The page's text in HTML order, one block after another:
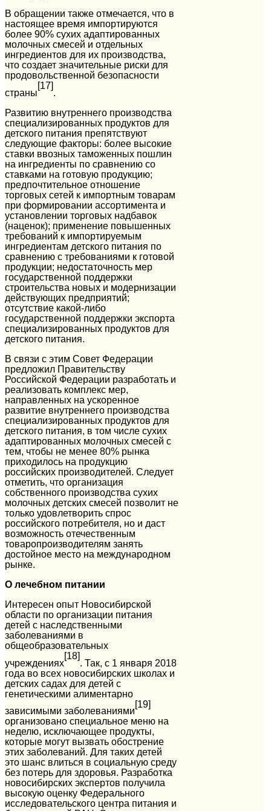
В обращении также отмечается, что в
настоящее время импортируются
более 90% сухих адаптированных
молочных смесей и отдельных
ингредиентов для их производства,
что создает значительные риски для
продовольственной безопасности
страны
[17]
.
Развитию внутреннего производства
специализированных продуктов для
детского питания препятствуют
следующие факторы: более высокие
ставки ввозных таможенных пошлин
на ингредиенты по сравнению со
ставками на готовую продукцию;
предпочтительное отношение
торговых сетей к импортным товарам
при формировании ассортимента и
установлении торговых надбавок
(наценок); применение повышенных
требований к импортируемым
ингредиентам детского питания по
сравнению с требованиями к готовой
продукции; недостаточность мер
государственной поддержки
строительства новых и модернизации
действующих предприятий;
отсутствие какой-либо
государственной поддержки экспорта
специализированных продуктов для
детского питания.
В связи с этим Совет Федерации
предложил Правительству
Российской Федерации разработать и
реализовать комплекс мер,
направленных на ускоренное
развитие внутреннего производства
специализированных продуктов для
детского питания, в том числе сухих
адаптированных молочных смесей с
тем, чтобы не менее 80% рынка
приходилось на продукцию
российских производителей. Следует
отметить, что организация
собственного производства сухих
молочных детских смесей позволит не
только удовлетворить спрос
российского потребителя, но и даст
возможность отечественным
товаропроизводителям занять
достойное место на международном
рынке.
О лечебном питании
Интересен опыт Новосибирской
области по организации питания
детей с наследственными
заболеваниями в
общеобразовательных
учреждениях
[18]
. Так, с 1 января 2018
года во всех новосибирских школах и
детских садах для детей с
генетическими алиментарно
зависимыми заболеваниями
[19]
организовано специальное меню на
неделю, исключающее продукты,
которые могут вызвать обострение
этих заболеваний. Для таких детей
это шанс влиться в социальную среду
без потерь для здоровья. Разработка
новосибирских экспертов получила
высокую оценку Федерального
исследовательского центра питания и